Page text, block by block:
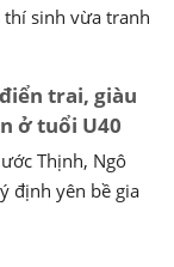
sinh vừa tranh
trai, giàu
ở tuổi U40
Thịnh, Ngô
định yên bề gia